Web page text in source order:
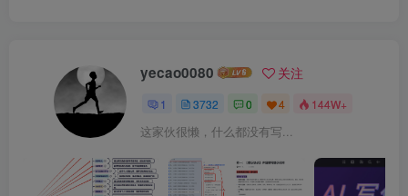
yecao0080 关注
1 3732 0 4 144W+
这家伙很懒，什么都没有写...